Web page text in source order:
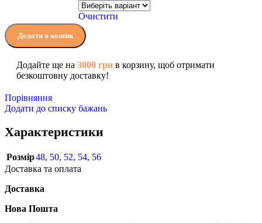
Очистити
Додати в кошик
Додайте ще на 3000 грн в корзину, щоб отримати
безкоштовну доставку!
Порівняння
Додати до списку бажань
Характеристики
Розмір48, 50, 52, 54, 56
Доставка та оплата
Доставка
Нова Пошта